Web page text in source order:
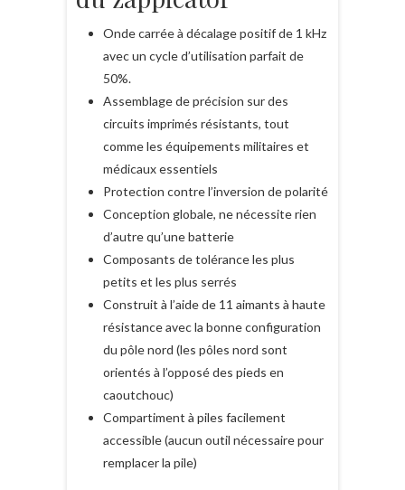
Onde carrée à décalage positif de 1 kHz
avec un cycle d’utilisation parfait de
50%.
Assemblage de précision sur des
circuits imprimés résistants, tout
comme les équipements militaires et
médicaux essentiels
Protection contre l’inversion de polarité
Conception globale, ne nécessite rien
d’autre qu’une batterie
Composants de tolérance les plus
petits et les plus serrés
Construit à l’aide de 11 aimants à haute
résistance avec la bonne configuration
du pôle nord (les pôles nord sont
orientés à l’opposé des pieds en
caoutchouc)
Compartiment à piles facilement
accessible (aucun outil nécessaire pour
remplacer la pile)